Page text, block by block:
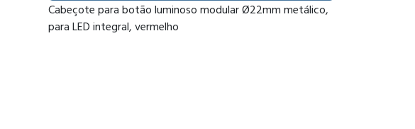
Cabeçote para botão luminoso modular Ø22mm metálico,
para LED integral, vermelho